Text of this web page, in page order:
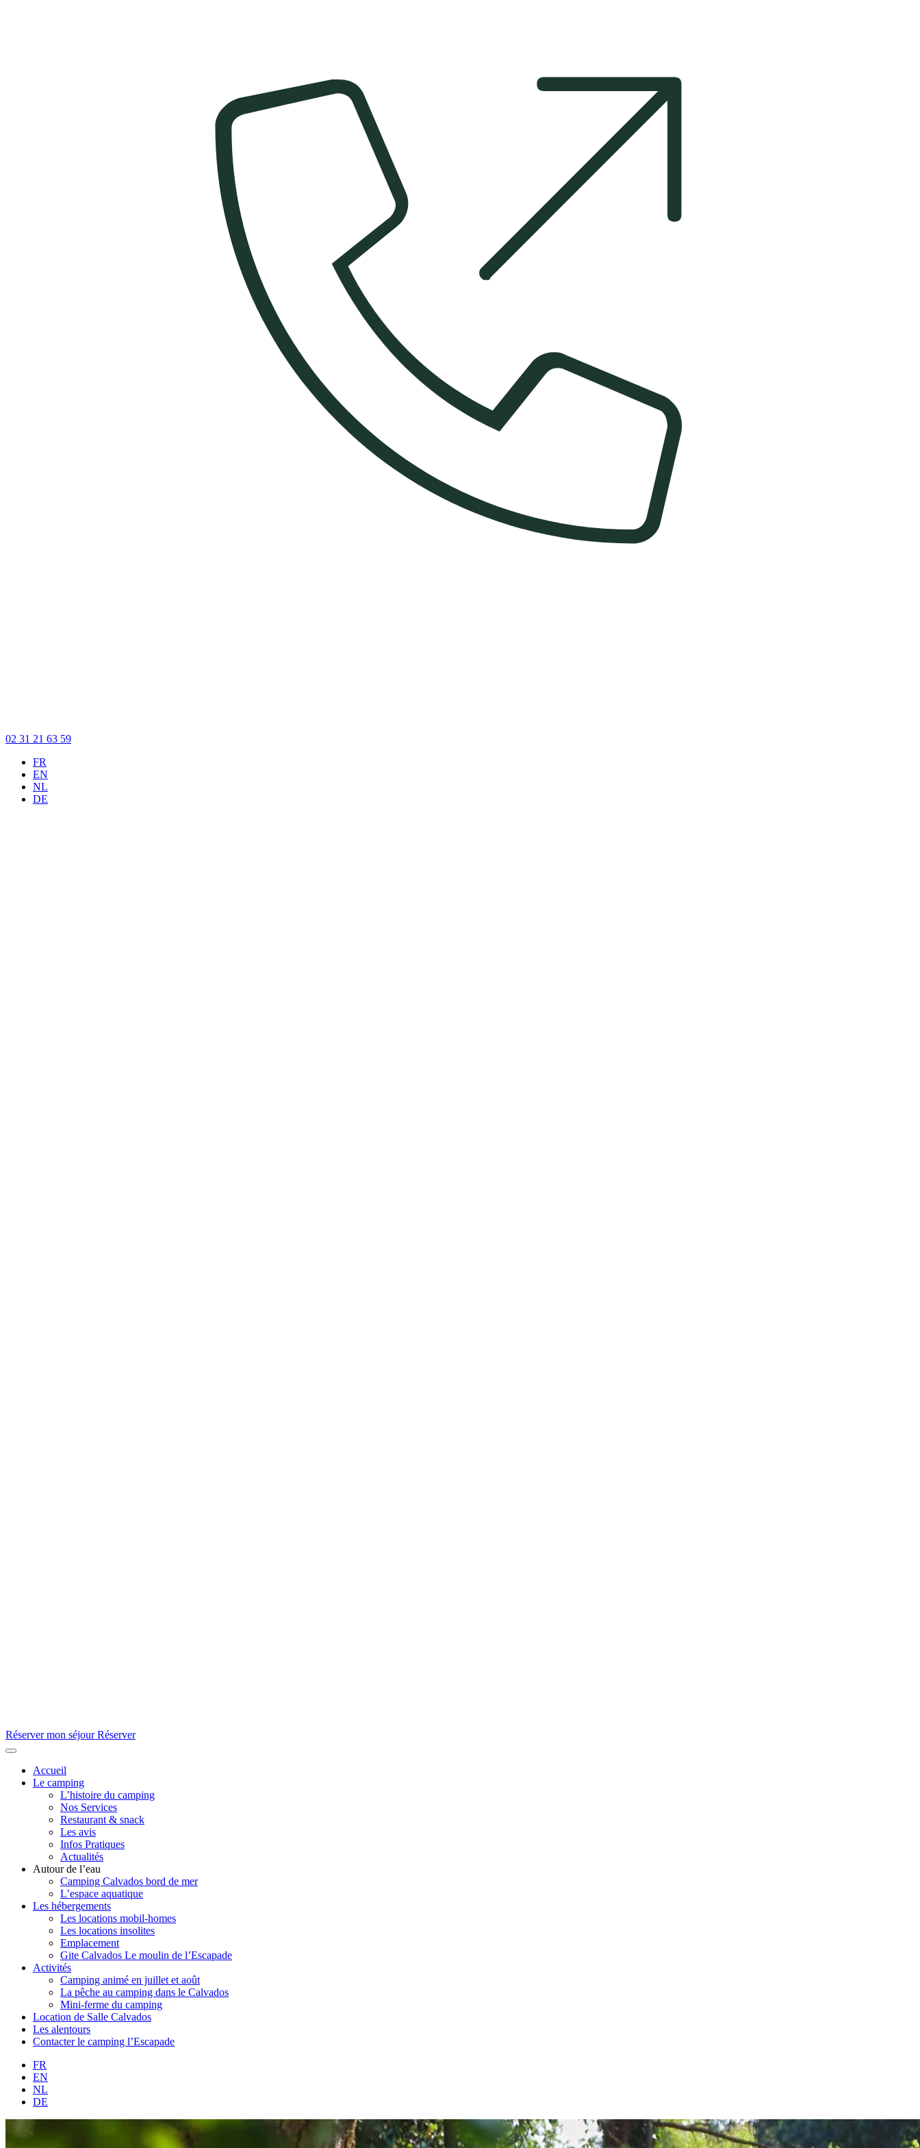
02 31 21 63 59
FR
EN
NL
DE
Réserver mon séjour Réserver
Accueil
Le camping
L’histoire du camping
Nos Services
Restaurant & snack
Les avis
Infos Pratiques
Actualités
Autour de l’eau
Camping Calvados bord de mer
L’espace aquatique
Les hébergements
Les locations mobil-homes
Les locations insolites
Emplacement
Gite Calvados Le moulin de l’Escapade
Activités
Camping animé en juillet et août
La pêche au camping dans le Calvados
Mini-ferme du camping
Location de Salle Calvados
Les alentours
Contacter le camping l’Escapade
FR
EN
NL
DE